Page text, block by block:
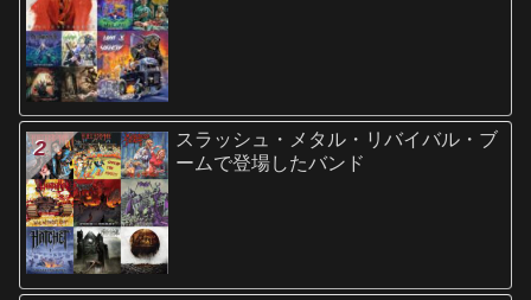
スラッシュ・メタル・リバイバル・ブ
ームで登場したバンド